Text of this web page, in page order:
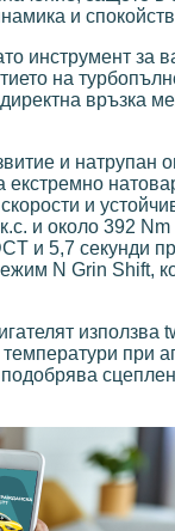
и
инструмент за
на
връзка
и натрупан
и
и около 392
и 5,7 секунди
N Grin Shift,
използва
при